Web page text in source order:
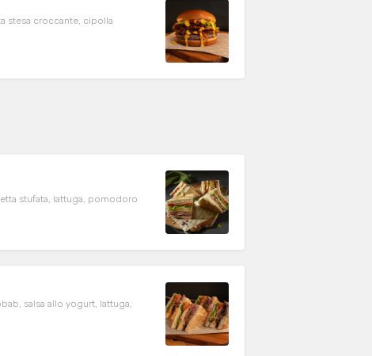
stesa croccante, cipolla
stufata, lattuga, pomodoro
salsa allo yogurt, lattuga,